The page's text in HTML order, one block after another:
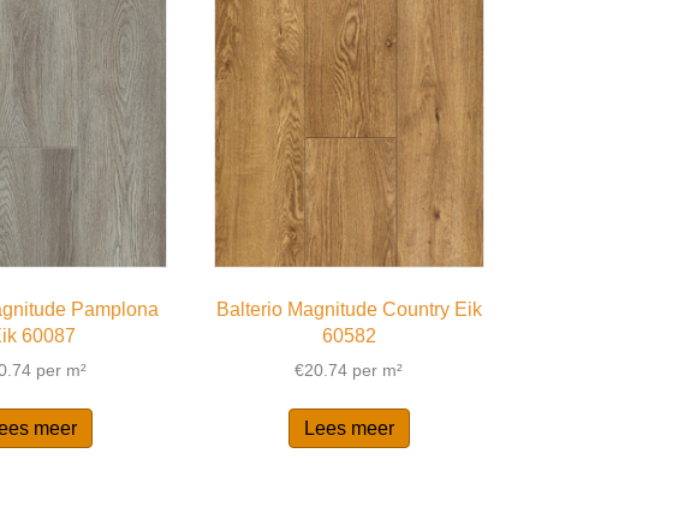
Pamplona
60087
per m²
meer
Balterio Magnitude Country Eik
60582
€20.74 per m²
Lees meer